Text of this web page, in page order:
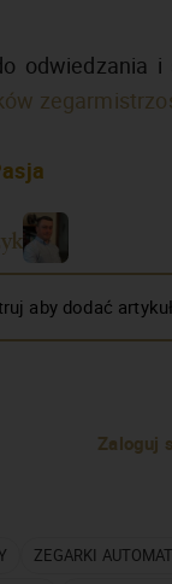
odwiedzania i
aby dodać
Zaloguj
ZEGARKI